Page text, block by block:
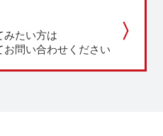
みたい方は
問い合わせください